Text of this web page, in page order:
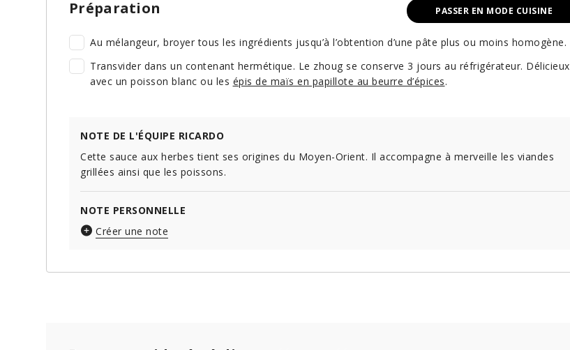
PASSER EN MODE CUISINE
Préparation
Au mélangeur, broyer tous les ingrédients jusqu’à l’obtention d’une pâte plus ou moins homogène.
Transvider dans un contenant hermétique. Le zhoug se conserve 3 jours au réfrigérateur. Délicieux
avec un poisson blanc ou les épis de maïs en papillote au beurre d’épices.
NOTE DE L'ÉQUIPE RICARDO
Cette sauce aux herbes tient ses origines du Moyen-Orient. Il accompagne à merveille les viandes
grillées ainsi que les poissons.
NOTE PERSONNELLE
Créer une note